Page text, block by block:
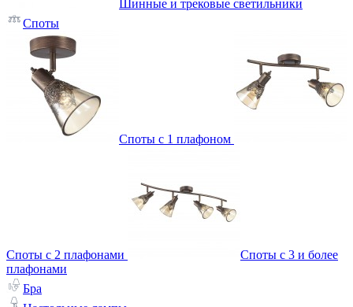
Шинные и трековые светильники
Споты
Споты с 1 плафоном
Споты с 2 плафонами
Споты с 3 и более
плафонами
Бра